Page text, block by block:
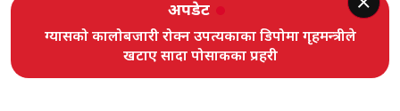
अपडेट
ग्यासको कालोबजारी रोक्न उपत्यकाका डिपोमा गृहमन्त्रीले
खटाए सादा पोसाकका प्रहरी